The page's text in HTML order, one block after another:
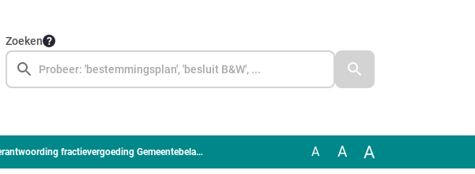
Zoeken
fractievergoeding Gemeentebelangen - OMD A A A